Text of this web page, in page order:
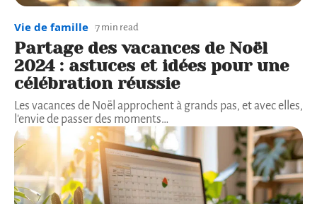
Vie de famille 7 min read
Partage des vacances de Noël
2024 : astuces et idées pour une
célébration réussie
Les vacances de Noël approchent à grands pas, et avec elles,
l'envie de passer des moments…